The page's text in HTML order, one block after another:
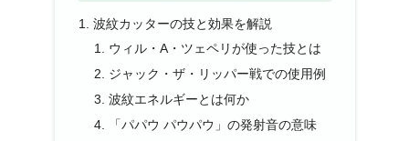
波紋カッターの技と効果を解説
ウィル・A・ツェペリが使った技とは
ジャック・ザ・リッパー戦での使用例
波紋エネルギーとは何か
「パパウ パウパウ」の発射音の意味